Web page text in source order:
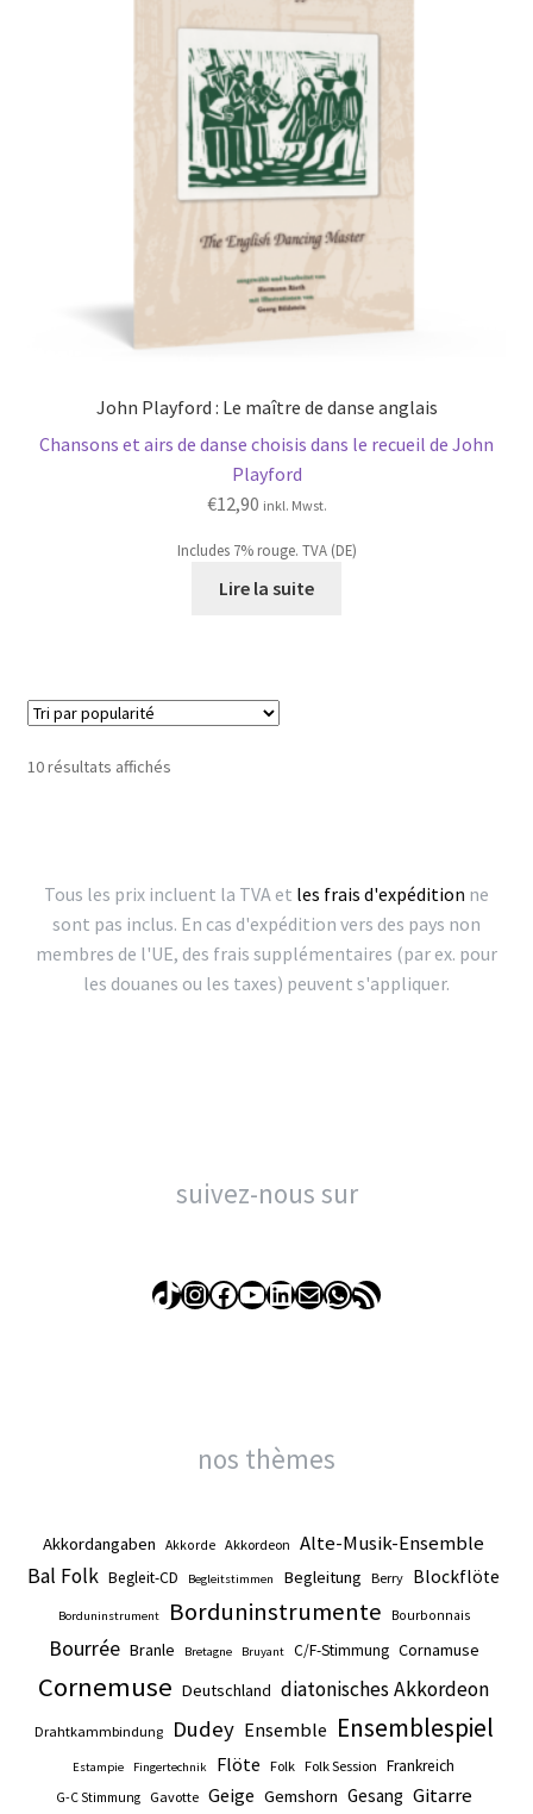
John Playford : Le maître de danse anglais
Chansons et airs de danse choisis dans le recueil de John
Playford
€12,90 inkl. Mwst.
Includes 7% rouge. TVA (DE)
Lire la suite
10 résultats affichésTrié
Tous les prix incluent la TVA et les frais d'expédition ne
sont pas inclus. En cas d'expédition vers des pays non
membres de l'UE, des frais supplémentaires (par ex. pour
les douanes ou les taxes) peuvent s'appliquer.
suivez-nous sur
TikTok
Instagram
Facebook
YouTube
LinkedIn
E-mailWhatsApp
Flux RSS
nos thèmes
Akkordangaben Akkorde Akkordeon Alte-Musik-Ensemble
Bal Folk Begleit-CD Begleitstimmen Begleitung Berry Blockflöte
Borduninstrument Borduninstrumente Bourbonnais
Bourrée Branle Bretagne Bruyant C/F-Stimmung Cornamuse
Cornemuse Deutschland diatonisches Akkordeon
Drahtkammbindung Dudey Ensemble Ensemblespiel
Estampie Fingertechnik Flöte Folk Folk Session Frankreich
G-C Stimmung Gavotte Geige Gemshorn Gesang Gitarre